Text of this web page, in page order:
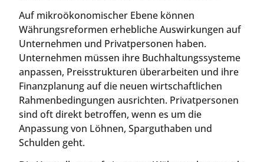
Auf mikroökonomischer Ebene können
Währungsreformen erhebliche Auswirkungen auf
Unternehmen und Privatpersonen haben.
Unternehmen müssen ihre Buchhaltungssysteme
anpassen, Preisstrukturen überarbeiten und ihre
Finanzplanung auf die neuen wirtschaftlichen
Rahmenbedingungen ausrichten. Privatpersonen
sind oft direkt betroffen, wenn es um die
Anpassung von Löhnen, Sparguthaben und
Schulden geht.